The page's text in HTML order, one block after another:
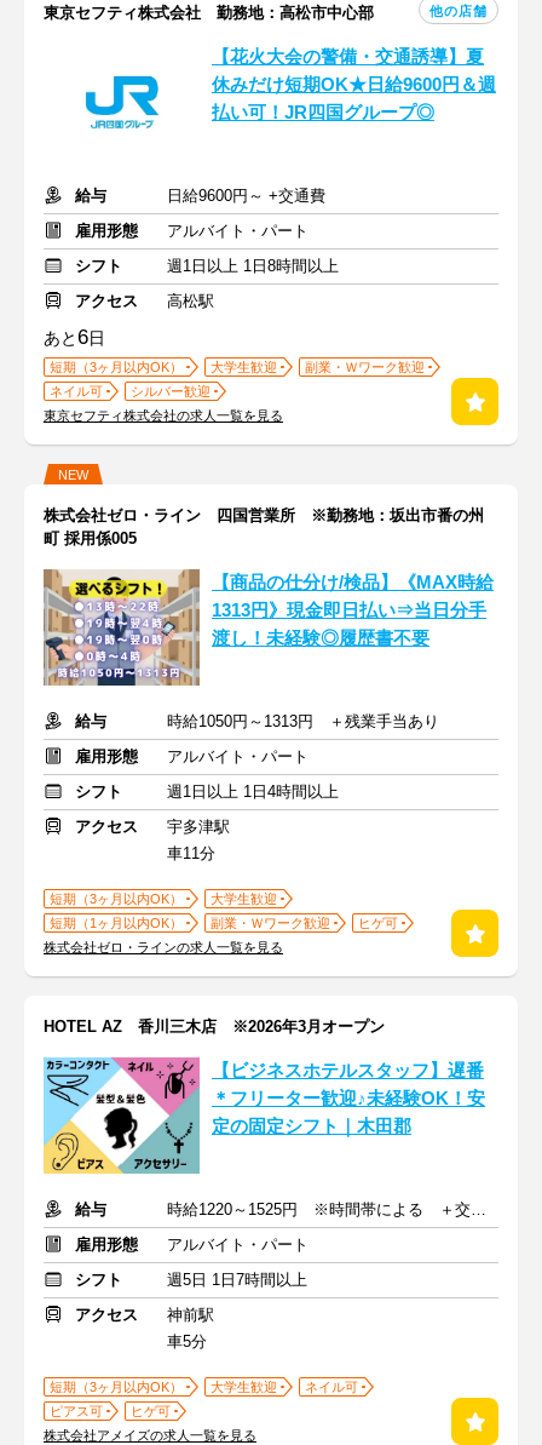
東京セフティ株式会社 勤務地：高松市中心部 他の店舗
【花火大会の警備・交通誘導】夏
休みだけ短期OK★日給9600円＆週
払い可！JR四国グループ◎
給与
日給9600円～ +交通費
雇用形態
アルバイト・パート
シフト
週1日以上 1日8時間以上
アクセス
高松駅
あと6日
短期（3ヶ月以内OK） 大学生歓迎
副業・Ｗワーク歓迎
ネイル可
シルバー歓迎
東京セフティ株式会社の求人一覧を見る
NEW
株式会社ゼロ・ライン 四国営業所 ※勤務地：坂出市番の州
町 採用係005
【商品の仕分け/検品】《MAX時給
1313円》現金即日払い⇒当日分手
渡し！未経験◎履歴書不要
給与
時給1050円～1313円 ＋残業手当あり
雇用形態
アルバイト・パート
シフト
週1日以上 1日4時間以上
アクセス
宇多津駅
車11分
短期（3ヶ月以内OK）
大学生歓迎
短期（1ヶ月以内OK）
副業・Ｗワーク歓迎
ヒゲ可
株式会社ゼロ・ラインの求人一覧を見る
HOTEL AZ 香川三木店 ※2026年3月オープン
【ビジネスホテルスタッフ】遅番
＊フリーター歓迎♪未経験OK！安
定の固定シフト｜木田郡
給与
時給1220～1525円 ※時間帯による ＋交通費(月上限1万8900円)
雇用形態
アルバイト・パート
シフト
週5日 1日7時間以上
アクセス
神前駅
車5分
短期（3ヶ月以内OK） 大学生歓迎
ネイル可
ピアス可
ヒゲ可
株式会社アメイズの求人一覧を見る